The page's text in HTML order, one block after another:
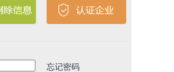
忘记密码